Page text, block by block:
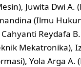
Juwita Dwi A.
(Ilmu
Reydafa
Mekatronika),
Yola Arga A.